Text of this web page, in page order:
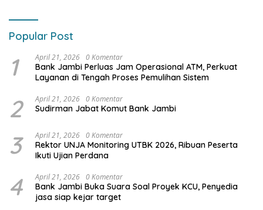
Popular Post
1 April 21, 2026 0 Komentar
Bank Jambi Perluas Jam Operasional ATM, Perkuat
Layanan di Tengah Proses Pemulihan Sistem
2 April 21, 2026 0 Komentar
Sudirman Jabat Komut Bank Jambi
3 April 21, 2026 0 Komentar
Rektor UNJA Monitoring UTBK 2026, Ribuan Peserta
Ikuti Ujian Perdana
4 April 21, 2026 0 Komentar
Bank Jambi Buka Suara Soal Proyek KCU, Penyedia
jasa siap kejar target